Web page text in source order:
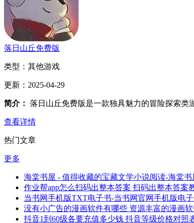
落日山丘免费版
类型： 其他游戏
更新： 2025-04-29
简介： 落日山丘免费版是一款独具魅力的冒险探索类
查看详情
热门文章
更多
海棠书屋 - 值得收藏的宝藏文学小说阅读-海棠书
作业帮app怎么扫码出整本答案 扫码出整本答案
当书网手机版TXT电子书-当书网官网手机版电
没有小广告的漫画软件有哪些 资源丰富的漫画
抖音1到60级各要充值多少钱 抖音等级价格对照